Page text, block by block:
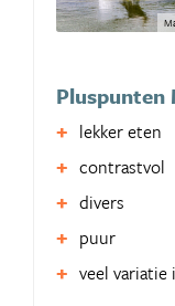
Pluspunten
lekker eten
contrastvol
divers
puur
veel variatie